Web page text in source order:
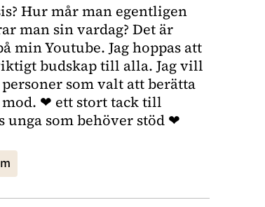
Hur mår man egentligen
man sin vardag? Det är
min Youtube. Jag hoppas att
budskap till alla. Jag vill
som valt att berätta
❤ ett stort tack till
unga som behöver stöd ❤